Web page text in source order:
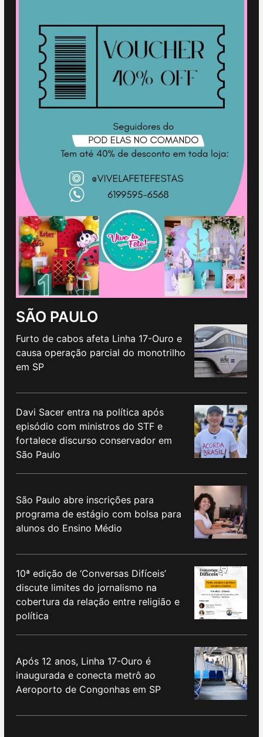
SÃO PAULO
Furto de cabos afeta Linha 17-Ouro e
causa operação parcial do monotrilho
em SP
Davi Sacer entra na política após
episódio com ministros do STF e
fortalece discurso conservador em
São Paulo
São Paulo abre inscrições para
programa de estágio com bolsa para
alunos do Ensino Médio
10ª edição de ‘Conversas Difíceis’
discute limites do jornalismo na
cobertura da relação entre religião e
política
Após 12 anos, Linha 17-Ouro é
inaugurada e conecta metrô ao
Aeroporto de Congonhas em SP